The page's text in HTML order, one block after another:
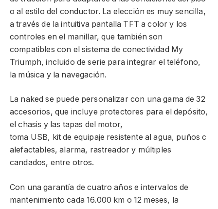
o al estilo del conductor. La elección es muy sencilla,
a través de la intuitiva pantalla TFT a color y los
controles en el manillar, que también son
compatibles con el sistema de conectividad My
Triumph, incluido de serie para integrar el teléfono,
la música y la navegación.
La naked se puede personalizar con una gama de 32
accesorios, que incluye protectores para el depósito,
el chasis y las tapas del motor,
toma USB, kit de equipaje resistente al agua, puños c
alefactables, alarma, rastreador y múltiples
candados, entre otros.
Con una garantía de cuatro años eintervalos de
mantenimiento cada 16.000 km o 12 meses, la